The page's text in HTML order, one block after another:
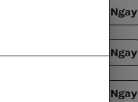
Mua Sắm Ngay
Mua Sắm Ngay
Mua Sắm Ngay